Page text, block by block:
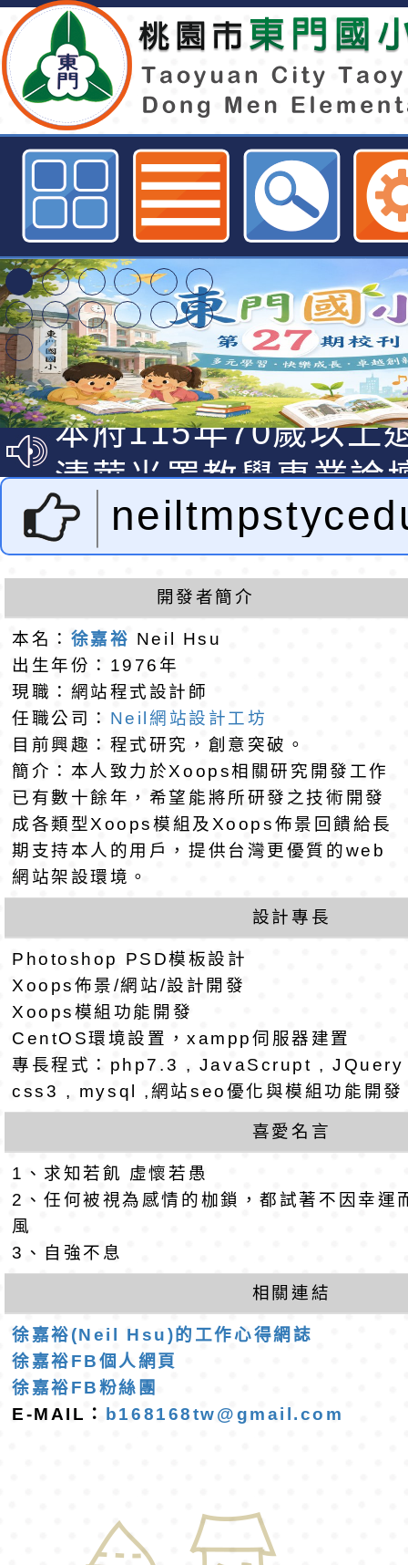
neiltmpstycedu網站設計者：徐
轉知臺中市政府政風
光城市手牽手，綠能
走」動畫影片
本府115年70歲以上
員健康講座「吃得安
心」，請退休同仁踴
清華光罩教學專業論
動時代中的好老師：
教師韌性
轉環境部「淨零綠領
程」
轉農業部桃園區農業
「115年食農教育專
訓練課程」，歡迎已
育專業人員資格者報
錄取公告-桃園市桃
民小學115學年度「
理人員」甄選
東門國小115學年度
梯特教代課教師甄選
公告(尚有缺額)
錄取公告-桃園市桃
民小學115學年度「
班教師助理員」甄選
東門國小115學年度
梯特教代理教師甄選
公告(尚有缺額)
東門國小附設幼兒園
第1學期第2梯代理教
招錄取公告
轉知臺中市政府政風
光城市手牽手，綠能
走」動畫影片
本府115年70歲以上
員健康講座「吃得安
心」，請退休同仁踴
清華光罩教學專業論
動時代中的好老師：
教師韌性
轉環境部「淨零綠領
程」
轉農業部桃園區農業
「115年食農教育專
訓練課程」，歡迎已
育專業人員資格者報
錄取公告-桃園市桃
民小學115學年度「
理人員」甄選
東門國小115學年度
梯特教代課教師甄選
公告(尚有缺額)
錄取公告-桃園市桃
民小學115學年度「
班教師助理員」甄選
東門國小115學年度
梯特教代理教師甄選
公告(尚有缺額)
東門國小附設幼兒園
第1學期第2梯代理
招錄取公告
設計者：徐嘉
開發者簡介
本名： 徐嘉裕 Neil Hsu
出生年份：1976年
現職：網站程式設計師
任職公司： Neil網站設計工坊
目前興趣：程式研究，創意突破。
簡介：本人致力於Xoops相關研究開發工作
已有數十餘年，希望能將所研發之技術開發
成各類型Xoops模組及Xoops佈景回饋給長
期支持本人的用戶，提供台灣更優質的web
網站架設環境。
設計專長
Photoshop PSD模板設計
Xoops佈景/網站/設計開發
Xoops模組功能開發
CentOS環境設置，xampp伺服器建置
專長程式：php7.3 , JavaScrupt ,
css3 , mysql ,網站seo優化與模組功能開發
喜愛名言
1、求知若飢 虛懷若愚
2、任何被視為感情的枷鎖，都試著不因幸運
風
3、自強不息
相關連結
徐嘉裕(Neil Hsu)的工作心得網誌
徐嘉裕FB個人網頁
徐嘉裕FB粉絲團
E-MAIL：
b168168tw@gmail.com